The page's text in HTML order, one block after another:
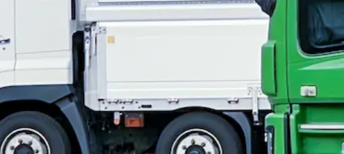
ラック・中型免許準中型トラック・準中型免許4トン未経験者歓迎